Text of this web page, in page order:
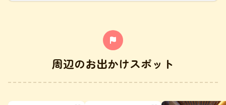
周辺のお出かけスポット